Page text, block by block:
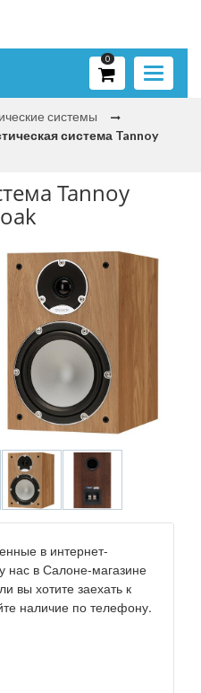
Toggle
0
системы
система Tannoy
Tannoy
в интернет-
нас в Салоне-магазине
вы хотите заехать к
наличие по телефону.